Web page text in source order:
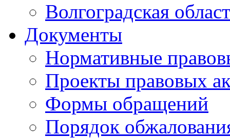
Волгоградская
Документы
Нормативные
Проекты правовых
Формы обращений
Порядок